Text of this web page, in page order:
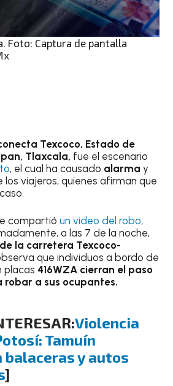
Foto: Captura de pantalla
Texcoco, Estado de
Tlaxcala, fue el escenario
, el cual ha causado alarmay
viajeros, quienes afirman que
compartióun video del robo,
a las 7 de la noche,
la carretera Texcoco-
que individuos a bordo de
placas 416WZA cierran el paso
robar a sus ocupantes.
Violencia
Tamuín
balaceras y autos
]